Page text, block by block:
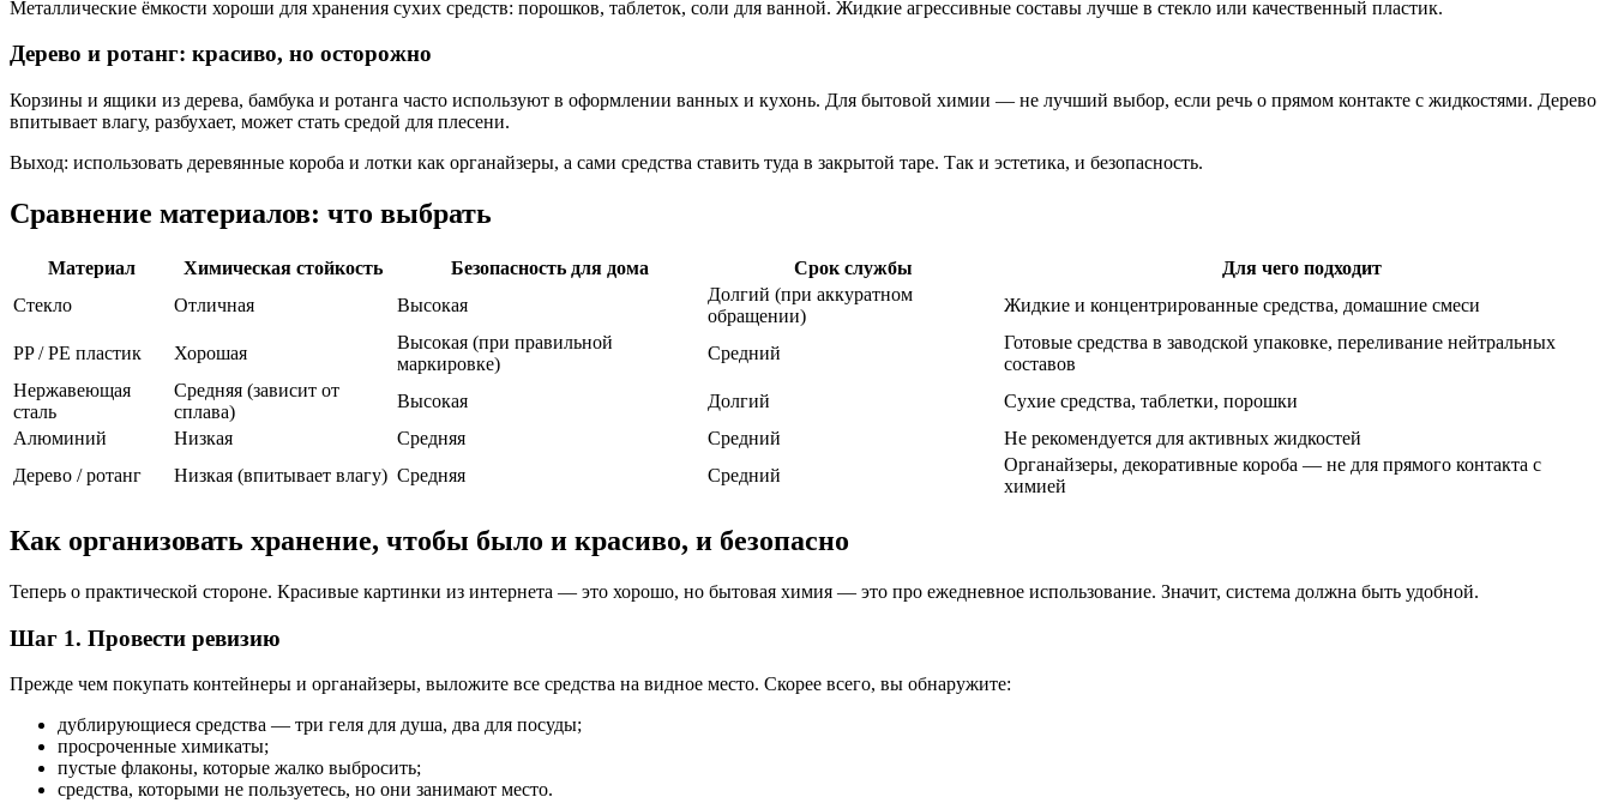
Металлические ёмкости хороши для хранения сухих средств: порошков, таблеток, соли для ванной. Жидкие агрессивные составы лучше в стекло или качественный пластик.
Дерево и ротанг: красиво, но осторожно
Корзины и ящики из дерева, бамбука и ротанга часто используют в оформлении ванных и кухонь. Для бытовой химии — не лучший выбор, если речь о прямом контакте с жидкостями. Дерево
впитывает влагу, разбухает, может стать средой для плесени.
Выход: использовать деревянные короба и лотки как органайзеры, а сами средства ставить туда в закрытой таре. Так и эстетика, и безопасность.
Сравнение материалов: что выбрать
Материал Химическая стойкость Безопасность для дома Срок службы
Для чего подходит
Стекло
Отличная Высокая
Долгий (при аккуратном
обращении)
Жидкие и концентрированные средства, домашние смеси
PP / PE пластик Хорошая
Высокая (при правильной
маркировке)
Средний
Готовые средства в заводской упаковке, переливание нейтральных
составов
Нержавеющая
сталь
Средняя (зависит от
сплава)
Высокая Долгий
Сухие средства, таблетки, порошки
Алюминий
Низкая Средняя Средний
Не рекомендуется для активных жидкостей
Дерево / ротанг
Низкая (впитывает влагу) Средняя Средний
Органайзеры, декоративные короба — не для прямого контакта с
химией
Как организовать хранение, чтобы было и красиво, и безопасно
Теперь о практической стороне. Красивые картинки из интернета — это хорошо, но бытовая химия — это про ежедневное использование. Значит, система должна быть удобной.
Шаг 1. Провести ревизию
Прежде чем покупать контейнеры и органайзеры, выложите все средства на видное место. Скорее всего, вы обнаружите:
дублирующиеся средства — три геля для душа, два для посуды;
просроченные химикаты;
пустые флаконы, которые жалко выбросить;
средства, которыми не пользуетесь, но они занимают место.